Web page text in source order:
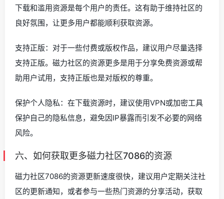
下载和滥用资源是每个用户的责任。这有助于维持社区的
良好氛围，让更多用户都能顺利获取资源。
支持正版：对于一些付费或版权作品，建议用户尽量选择
支持正版。磁力社区的资源更多是用于分享免费资源或帮
助用户试用，支持正版也是对版权的尊重。
保护个人隐私：在下载资源时，建议使用VPN或加密工具
保护自己的隐私信息，避免因IP暴露而引发不必要的网络
风险。
六、如何获取更多磁力社区7086的资源
磁力社区7086的资源更新速度很快，建议用户定期关注社
区的更新通知，或者参与一些热门资源的分享活动，获取